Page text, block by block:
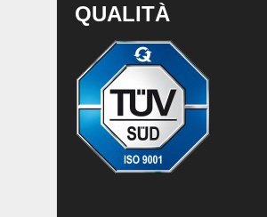
QUALITÀ